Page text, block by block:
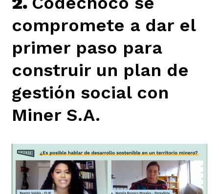
compromete a dar el
primer paso para
construir un plan de
gestión social con
Miner S.A.